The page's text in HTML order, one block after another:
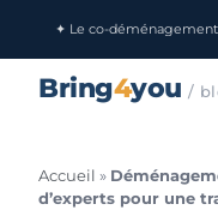
✦ Le co-
Bring4you /
Accueil »
d’experts pour une